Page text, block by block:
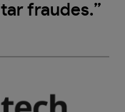
fraudes.”